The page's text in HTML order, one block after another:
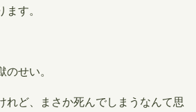
す。
のせい。
れど、まさか死んでしまうなんて思